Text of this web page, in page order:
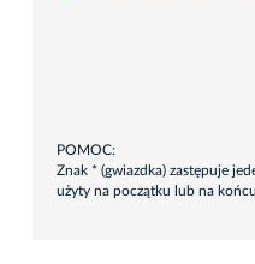
POMOC:
Znak * (gwiazdka) zastępuje
użyty na początku lub na